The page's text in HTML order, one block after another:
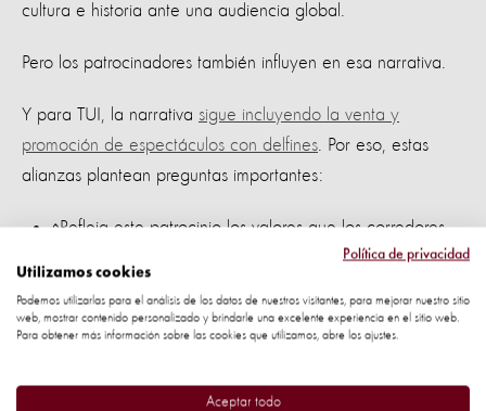
cultura e historia ante una audiencia global.
Pero los patrocinadores también influyen en esa narrativa.
Y para TUI, la narrativa sigue incluyendo la venta y
promoción de espectáculos con delfines. Por eso, estas
alianzas plantean preguntas importantes:
¿Refleja este patrocinio los valores que los corredores
¿Fortalece la reputación a largo plazo de los eventos y
sus destinos anfitriones?
¿Se alinean las experiencias vinculadas al patrocinador
Política de privacidad
Utilizamos cookies
Podemos utilizarlas para el análisis de los datos de nuestros visitantes, para mejorar nuestro sitio
web, mostrar contenido personalizado y brindarle una excelente experiencia en el sitio web.
Para obtener más información sobre las cookies que utilizamos, abre los ajustes.
Aceptar todo